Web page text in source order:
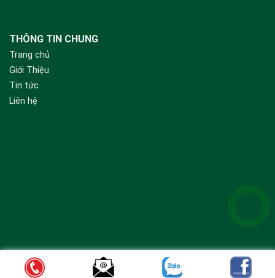
THÔNG TIN CHUNG
Trang chủ
Giới Thiệu
Tin tức
Liên hệ